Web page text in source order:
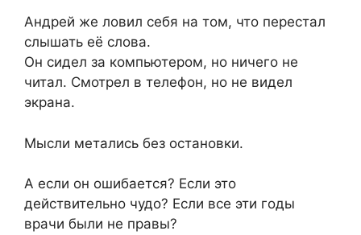
Андрей же ловил себя на том, что перестал
слышать её слова.
Он сидел за компьютером, но ничего не
читал. Смотрел в телефон, но не видел
экрана.
Мысли метались без остановки.
А если он ошибается? Если это
действительно чудо? Если все эти годы
врачи были не правы?